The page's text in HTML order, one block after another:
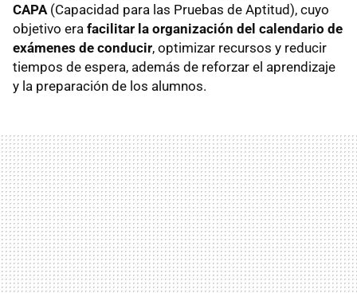
CAPA (Capacidad para las Pruebas de Aptitud), cuyo
objetivo era facilitar la organización del calendario de
exámenes de conducir, optimizar recursos y reducir
tiempos de espera, además de reforzar el aprendizaje
y la preparación de los alumnos.